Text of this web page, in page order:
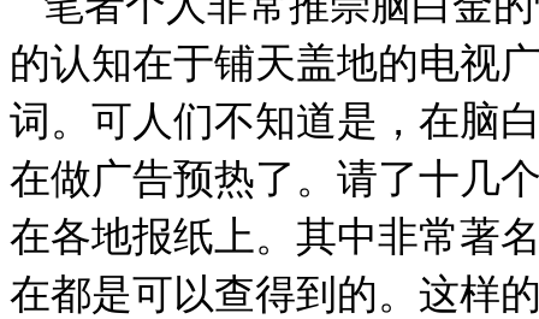
的认知在于铺天盖地的电视
词。可人们不知道是，在脑
在做广告预热了。请了十几
在各地报纸上。其中非常著
在都是可以查得到的。这样